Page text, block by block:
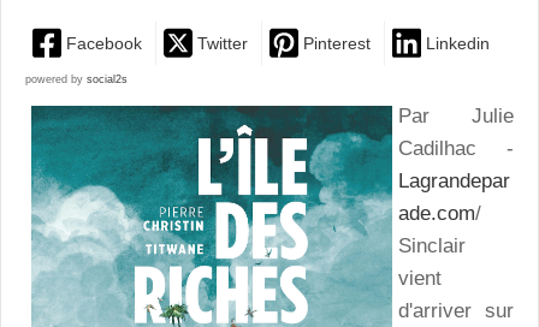
Facebook Twitter Pinterest Linkedin
powered by social2s
Par Julie
Cadilhac -
Lagrandepar
ade.com/
Sinclair
vient
d'arriver sur